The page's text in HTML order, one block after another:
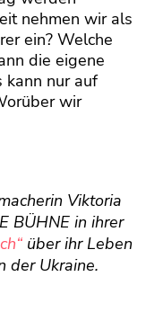
nehmen wir als
ein? Welche
die eigene
kann nur auf
wir
Viktoria
BÜHNE in ihrer
über ihr Leben
der Ukraine.